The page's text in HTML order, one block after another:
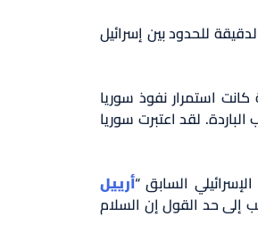
للحدود بين إسرائيل
استمرار نفوذ سوريا
لقد اعتبرت سوريا
السابق “أرييل
إلى حد القول إن السلام